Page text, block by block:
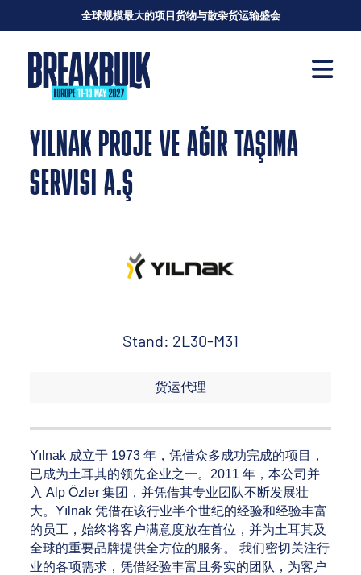
全球规模最大的项目货物与散杂货运输盛会
YILNAK PROJE VE AĞIR TAŞIMA
SERVISI A.Ş
Stand: 2L30-M31
货运代理
Yılnak 成立于 1973 年，凭借众多成功完成的项目，
已成为土耳其的领先企业之一。2011 年，本公司并
入 Alp Özler 集团，并凭借其专业团队不断发展壮
大。Yılnak 凭借在该行业半个世纪的经验和经验丰富
的员工，始终将客户满意度放在首位，并为土耳其及
全球的重要品牌提供全方位的服务。 我们密切关注行
业的各项需求，凭借经验丰富且务实的团队，为客户